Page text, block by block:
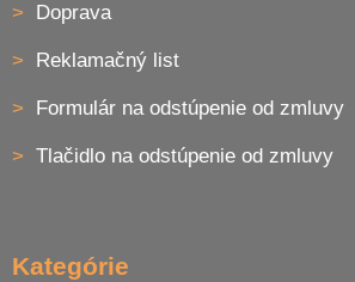
Doprava
Reklamačný list
Formulár na odstúpenie od zmluvy
Tlačidlo na odstúpenie od zmluvy
Kategórie